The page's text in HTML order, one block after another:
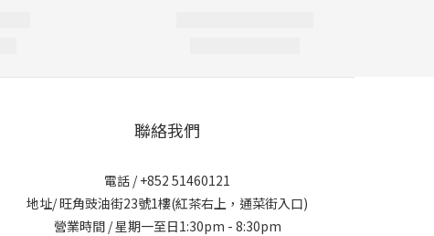
聯絡我們
電話 / +852 51460121
地址/ 旺角豉油街23號1樓(紅茶右上，通菜街入口)
營業時間 / 星期一至日1:30pm - 8:30pm